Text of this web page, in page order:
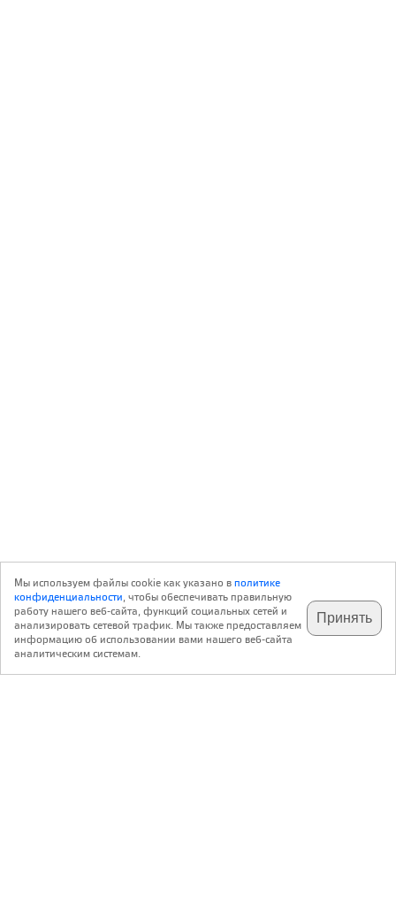
подпишитесь на наш
телеграм @archi_ru
✕
с 20 июля 1999 г.
Мы используем файлы cookie как указано вполитике
конфиденциальности, чтобы обеспечивать правильную
работу нашего веб-сайта, функций социальных сетей и
анализировать сетевой трафик. Мы также предоставляем
информацию об использовании вами нашего веб-сайта
аналитическим системам.
Принять